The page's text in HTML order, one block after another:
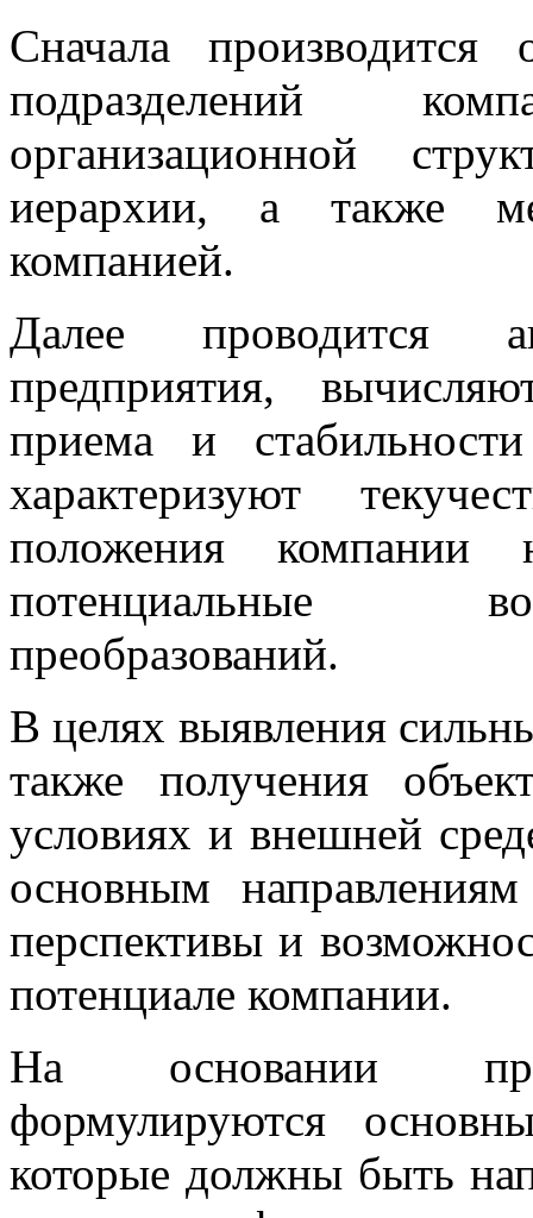
Сначала
подразделений
организационной
иерархии, а также
компанией.
Далее проводится
предприятия,
приема и
характеризуют
положения компании
потенциальные
преобразований.
В целях выявления
также получения
условиях и внешней
основным направлениям
перспективы и
потенциале компании.
На основании
формулируются
которые должны быть